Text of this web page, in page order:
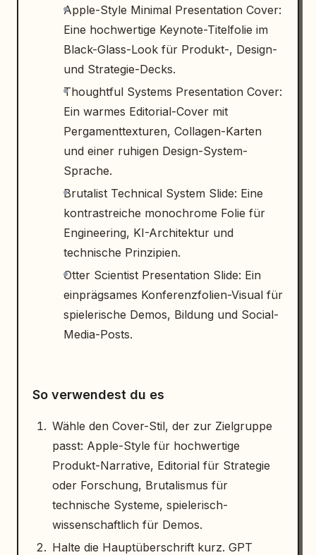
Apple-Style Minimal Presentation Cover:
Eine hochwertige Keynote-Titelfolie im
Black-Glass-Look für Produkt-, Design-
und Strategie-Decks.
Thoughtful Systems Presentation Cover:
Ein warmes Editorial-Cover mit
Pergamenttexturen, Collagen-Karten
und einer ruhigen Design-System-
Sprache.
Brutalist Technical System Slide: Eine
kontrastreiche monochrome Folie für
Engineering, KI-Architektur und
technische Prinzipien.
Otter Scientist Presentation Slide: Ein
einprägsames Konferenzfolien-Visual für
spielerische Demos, Bildung und Social-
Media-Posts.
So verwendest du es
Wähle den Cover-Stil, der zur Zielgruppe
passt: Apple-Style für hochwertige
Produkt-Narrative, Editorial für Strategie
oder Forschung, Brutalismus für
technische Systeme, spielerisch-
wissenschaftlich für Demos.
Halte die Hauptüberschrift kurz. GPT